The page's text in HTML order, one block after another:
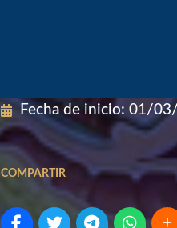
Fecha de inicio: 01/
COMPARTIR